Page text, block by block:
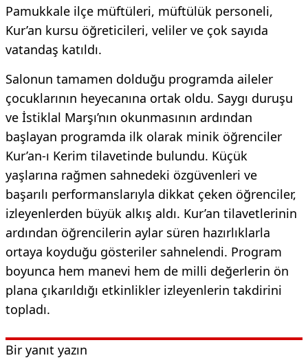
Pamukkale ilçe müftüleri, müftülük personeli,
Kur’an kursu öğreticileri, veliler ve çok sayıda
vatandaş katıldı.
Salonun tamamen dolduğu programda aileler
çocuklarının heyecanına ortak oldu. Saygı duruşu
ve İstiklal Marşı’nın okunmasının ardından
başlayan programda ilk olarak minik öğrenciler
Kur’an-ı Kerim tilavetinde bulundu. Küçük
yaşlarına rağmen sahnedeki özgüvenleri ve
başarılı performanslarıyla dikkat çeken öğrenciler,
izleyenlerden büyük alkış aldı. Kur’an tilavetlerinin
ardından öğrencilerin aylar süren hazırlıklarla
ortaya koyduğu gösteriler sahnelendi. Program
boyunca hem manevi hem de milli değerlerin ön
plana çıkarıldığı etkinlikler izleyenlerin takdirini
topladı.
Bir yanıt yazın